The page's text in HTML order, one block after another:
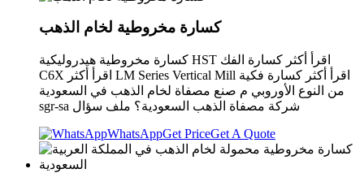
كسارة مخروطية لخام الذهب
كسارة مخروطية هيدروليكية HST اقرأ أكثر كسارة الفك
C6X اقرأ أكثر LM Series Vertical Mill اقرأ أكثر كسارة فكية
من النوع الأوروبي م صنع مصفاة لخام الذهب في السعودية
sgr-sa شركة مصفاة الذهب السعودية؟ ملف سؤال
WhatsAppGet PriceGet A Quote